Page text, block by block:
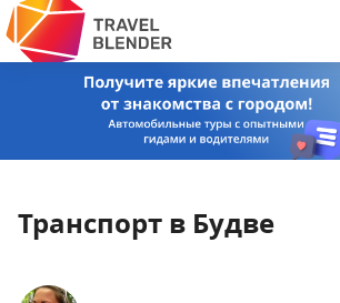
Транспорт в Будве